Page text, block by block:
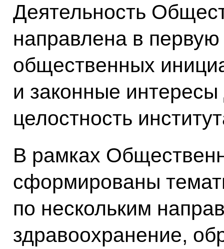
Деятельность
направлена в
общественных
и законные
целостность
В рамках
сформированы
по нескольким
здравоохранение,